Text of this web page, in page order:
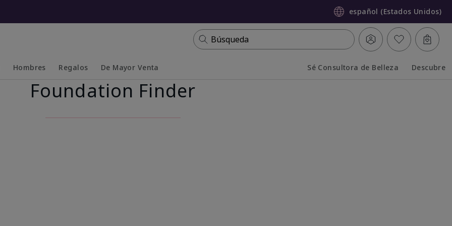
español (Estados Unidos)
Búsqueda
Hombres
Collapsed
Expanded
Regalos De Mayor Venta Sé Consultora de Belleza Descubre
Foundation Finder